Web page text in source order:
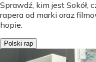
Sprawdź, kim jest Sokół,
rapera od marki oraz
hopie.
Polski rap